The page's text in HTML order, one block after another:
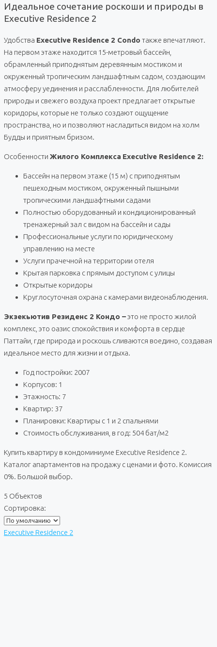
Идеальное сочетание роскоши и природы в
Executive Residence 2
Удобства Executive Residence 2 Condo также впечатляют.
На первом этаже находится 15-метровый бассейн,
обрамленный приподнятым деревянным мостиком и
окруженный тропическим ландшафтным садом, создающим
атмосферу уединения и расслабленности. Для любителей
природы и свежего воздуха проект предлагает открытые
коридоры, которые не только создают ощущение
пространства, но и позволяют насладиться видом на холм
Будды и приятным бризом.
Особенности Жилого Комплекса Executive Residence 2:
Бассейн на первом этаже (15 м) с приподнятым
пешеходным мостиком, окруженный пышными
тропическими ландшафтными садами
Полностью оборудованный и кондиционированный
тренажерный зал с видом на бассейн и сады
Профессиональные услуги по юридическому
управлению на месте
Услуги прачечной на территории отеля
Крытая парковка с прямым доступом с улицы
Открытые коридоры
Круглосуточная охрана с камерами видеонаблюдения.
Экзекьютив Резиденс 2 Кондо –это не просто жилой
комплекс, это оазис спокойствия и комфорта в сердце
Паттайи, где природа и роскошь сливаются воедино, создавая
идеальное место для жизни и отдыха.
Год постройки: 2007
Корпусов: 1
Этажность: 7
Квартир: 37
Планировки: Квартиры с 1 и 2 спальнями
Стоимость обслуживания, в год: 504 бат/м2
Купить квартиру в кондоминиуме Executive Residence 2.
Каталог апартаментов на продажу с ценами и фото. Комиссия
0%. Большой выбор.
5 Объектов
Сортировка:
Executive Residence 2